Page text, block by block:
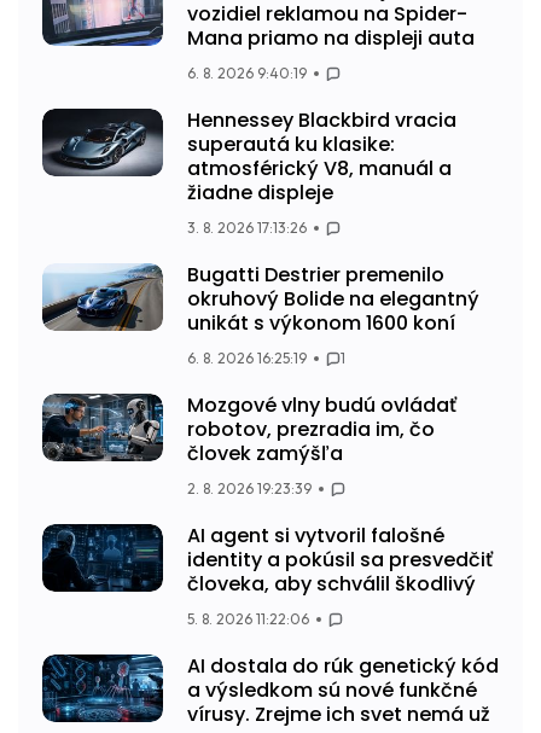
vozidiel reklamou na Spider-
Mana priamo na displeji auta
6. 8. 2026 9:40:19
Hennessey Blackbird vracia
superautá ku klasike:
atmosférický V8, manuál a
žiadne displeje
3. 8. 2026 17:13:26
Bugatti Destrier premenilo
okruhový Bolide na elegantný
unikát s výkonom 1600 koní
6. 8. 2026 16:25:19 1
Mozgové vlny budú ovládať
robotov, prezradia im, čo
človek zamýšľa
2. 8. 2026 19:23:39
AI agent si vytvoril falošné
identity a pokúsil sa presvedčiť
človeka, aby schválil škodlivý
5. 8. 2026 11:22:06
AI dostala do rúk genetický kód
a výsledkom sú nové funkčné
vírusy. Zrejme ich svet nemá už